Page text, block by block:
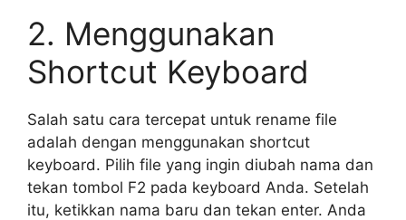
2. Menggunakan
Shortcut Keyboard
Salah satu cara tercepat untuk rename file
adalah dengan menggunakan shortcut
keyboard. Pilih file yang ingin diubah nama dan
tekan tombol F2 pada keyboard Anda. Setelah
itu, ketikkan nama baru dan tekan enter. Anda